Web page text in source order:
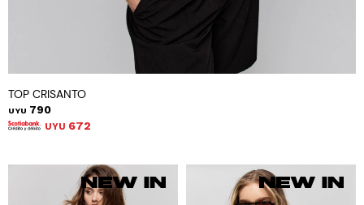
TOP CRISANTO
UYU 790
UYU 672